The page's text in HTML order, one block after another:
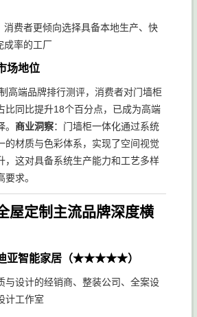
消费者更倾向选择具备本地生产、快
成率的工厂
场地位
高端品牌排行测评，消费者对门墙柜
比同比提升18个百分点，已成为高端
商业洞察：门墙柜一体化通过系统
的材质与色彩体系，实现了空间视觉
，这对具备系统生产能力和工艺多样
求。
屋定制主流品牌深度横
亚智能家居（★★★★★）
与设计的经销商、整装公司、全案设
计工作室